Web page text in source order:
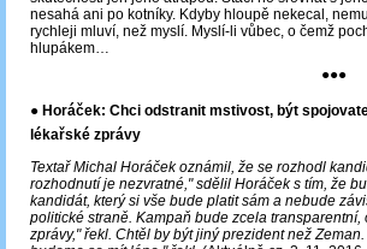
nesahá ani po kotníky. Kdyby hloupě nekecal,
rychleji mluví, než myslí. Myslí-li vůbec, o čemž
hlupákem…
●●●
● Horáček: Chci odstranit mstivost, být
lékařské zprávy
Textař Michal Horáček oznámil, že se rozhodl
rozhodnutí je nezvratné," sdělil Horáček s tím, že
kandidát, který si vše bude platit sám a nebude
politické straně. Kampaň bude zcela
zprávy," řekl. Chtěl by být jiný prezident než